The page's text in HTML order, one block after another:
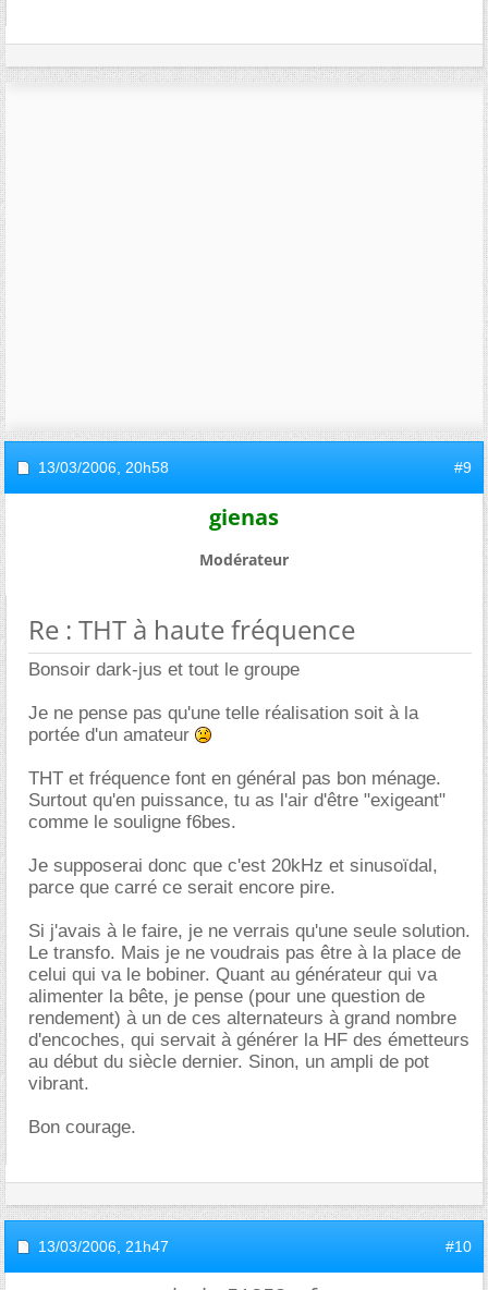
13/03/2006, 20h58 #9
gienas
Modérateur
Re : THT à haute fréquence
Bonsoir dark-jus et tout le groupe
Je ne pense pas qu'une telle réalisation soit à la
portée d'un amateur
THT et fréquence font en général pas bon ménage.
Surtout qu'en puissance, tu as l'air d'être "exigeant"
comme le souligne f6bes.
Je supposerai donc que c'est 20kHz et sinusoïdal,
parce que carré ce serait encore pire.
Si j'avais à le faire, je ne verrais qu'une seule solution.
Le transfo. Mais je ne voudrais pas être à la place de
celui qui va le bobiner. Quant au générateur qui va
alimenter la bête, je pense (pour une question de
rendement) à un de ces alternateurs à grand nombre
d'encoches, qui servait à générer la HF des émetteurs
au début du siècle dernier. Sinon, un ampli de pot
vibrant.
Bon courage.
13/03/2006, 21h47 #10